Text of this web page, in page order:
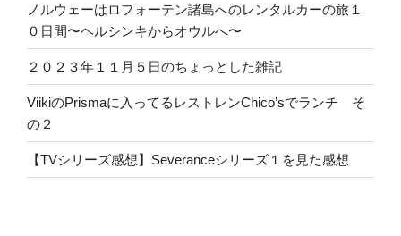
ノルウェーはロフォーテン諸島へのレンタルカーの旅１
０日間〜ヘルシンキからオウルへ〜
２０２３年１１月５日のちょっとした雑記
ViikiのPrismaに入ってるレストレンChico’sでランチ そ
の２
【TVシリーズ感想】Severanceシリーズ１を見た感想